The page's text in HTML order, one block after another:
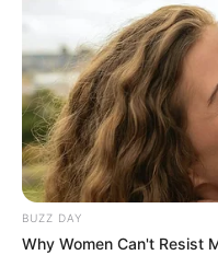
BUZZ DAY
Why Women Can't Resist